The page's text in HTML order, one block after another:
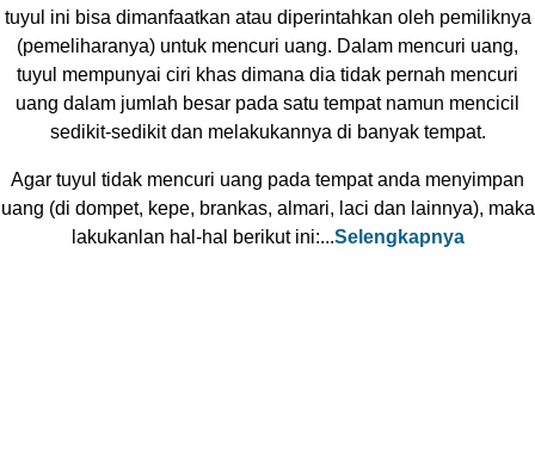
tuyul ini bisa dimanfaatkan atau diperintahkan oleh pemiliknya
(pemeliharanya) untuk mencuri uang. Dalam mencuri uang,
tuyul mempunyai ciri khas dimana dia tidak pernah mencuri
uang dalam jumlah besar pada satu tempat namun mencicil
sedikit-sedikit dan melakukannya di banyak tempat.
Agar tuyul tidak mencuri uang pada tempat anda menyimpan
uang (di dompet, kepe, brankas, almari, laci dan lainnya), maka
lakukanlan hal-hal berikut ini:...Selengkapnya